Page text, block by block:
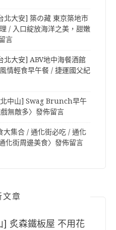
北大安] 築の藏 東京築地市
/ 入口綻放海洋之美，甜嫩
言
北大安] ABV地中海餐酒館
情輕食早午餐 / 捷運國父紀
北中山] Swag Brunch早午
無敵多〉發佈留言
大集合 / 通化街必吃 / 通化
化街周邊美食〉發佈留言
文章
] 炙森鐵板屋 不用花